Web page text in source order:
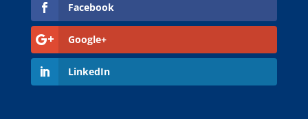
Facebook
Google+
LinkedIn